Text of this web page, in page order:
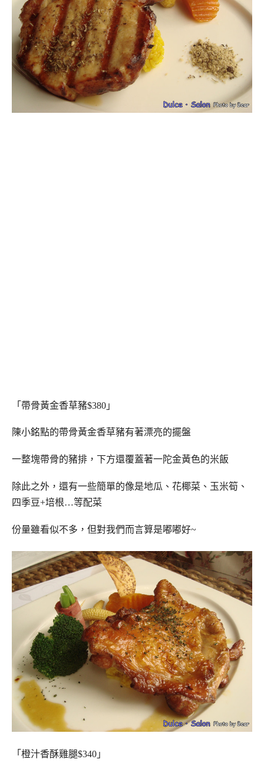
「帶骨黃金香草豬$380」
陳小銘點的帶骨黃金香草豬有著漂亮的擺盤
一整塊帶骨的豬排，下方還覆蓋著一陀金黃色的米飯
除此之外，還有一些簡單的像是地瓜、花椰菜、玉米筍、
四季豆+培根…等配菜
份量雖看似不多，但對我們而言算是嘟嘟好~
「橙汁香酥雞腿$340」